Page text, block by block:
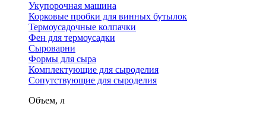
Укупорочная машина
Корковые пробки для винных бутылок
Термоусадочные колпачки
Фен для термоусадки
Сыроварни
Формы для сыра
Комплектующие для сыроделия
Сопутствующие для сыроделия
Объем, л